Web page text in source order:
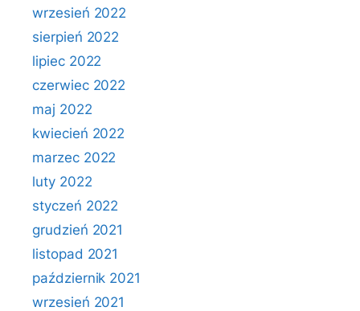
wrzesień 2022
sierpień 2022
lipiec 2022
czerwiec 2022
maj 2022
kwiecień 2022
marzec 2022
luty 2022
styczeń 2022
grudzień 2021
listopad 2021
październik 2021
wrzesień 2021